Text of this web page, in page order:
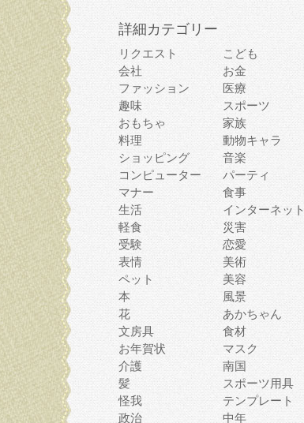
詳細カテゴリー
リクエスト こども
会社
お金
ファッション
医療
趣味
スポーツ
おもちゃ
家族
料理
動物キャラ
ショッピング
音楽
コンピューター
パーティ
マナー
食事
生活
インターネット
軽食
災害
受験
恋愛
表情
美術
ペット
美容
本
風景
花
あかちゃん
文房具
食材
お年賀状
マスク
介護
南国
髪
スポーツ用具
怪我
テンプレート
政治
中年